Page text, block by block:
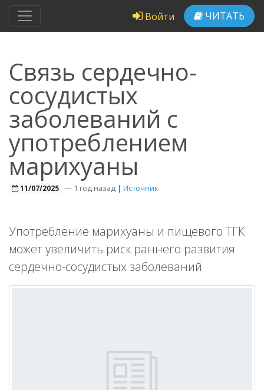
Войти ЧИТАТЬ
Связь сердечно-
сосудистых
заболеваний с
употреблением
марихуаны
11/07/2025 —1 год назад | Источник
Употребление марихуаны и пищевого ТГК
может увеличить риск раннего развития
сердечно-сосудистых заболеваний